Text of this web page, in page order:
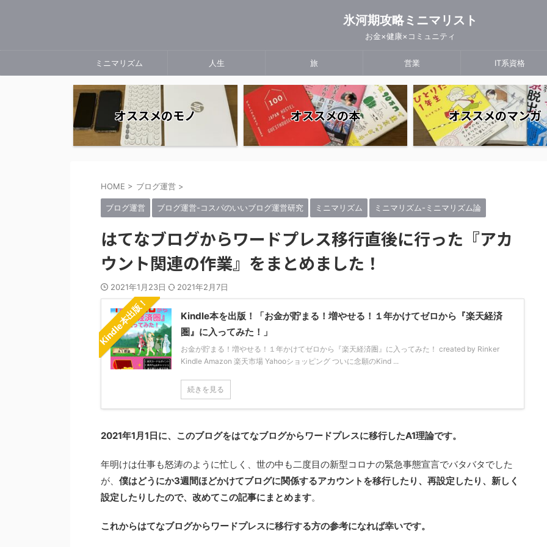
氷河期攻略ミニマリスト
お金×健康×コミュニティ
ミニマリズム 人生 旅 営業 IT系資格
オススメのモノ オススメの本 オススメのマンガ
HOME > ブログ運営 >
ブログ運営 ブログ運営-コスパのいいブログ運営研究 ミニマリズム ミニマリズム-ミニマリズム論
はてなブログからワードプレス移行直後に行った『アカ
ウント関連の作業』をまとめました！
2021年1月23日 2021年2月7日
Kindle本出版！
Kindle本を出版！「お金が貯まる！増やせる！１年かけてゼロから『楽天経済
圏』に入ってみた！」
お金が貯まる！増やせる！１年かけてゼロから『楽天経済圏』に入ってみた！ created by Rinker
Kindle Amazon 楽天市場 Yahooショッピング ついに念願のKind ...
続きを見る
2021年1月1日に、このブログをはてなブログからワードプレスに移行したA1理論です。
年明けは仕事も怒涛のように忙しく、世の中も二度目の新型コロナの緊急事態宣言でバタバタでした
が、 僕はどうにか3週間ほどかけてブログに関係するアカウントを移行したり、再設定したり、新しく
設定したりしたので、改めてこの記事にまとめます。
これからはてなブログからワードプレスに移行する方の参考になれば幸いです。